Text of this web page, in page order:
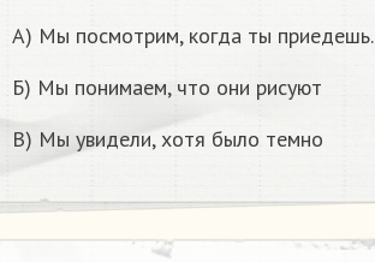
А) Мы посмотрим, когда ты приедешь.
Б) Мы понимаем, что они рисуют
B) Мы увидели, хотя было темно